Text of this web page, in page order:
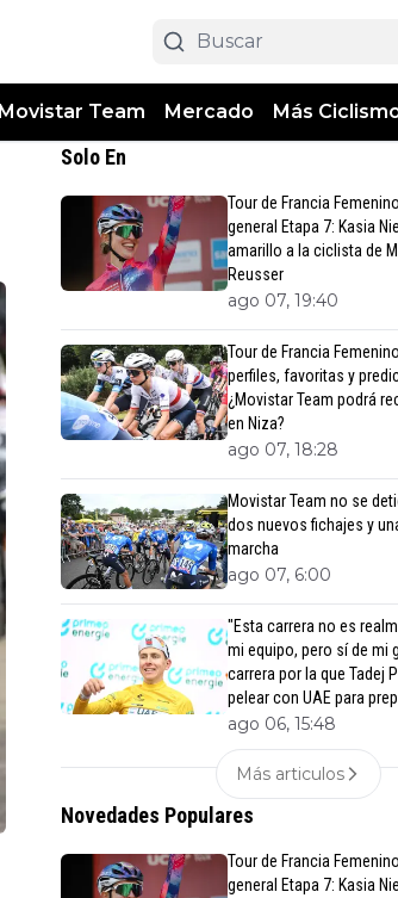
Movistar Team Mercado Más
Solo En
Tour de Francia
general Etapa 7: Kasia
amarillo a la ciclista de
Reusser
ago 07, 19:40
Tour de Francia
perfiles, favoritas y
¿Movistar Team podrá
en Niza?
ago 07, 18:28
Movistar Team no se
dos nuevos fichajes y
marcha
ago 07, 6:00
"Esta carrera no es
mi equipo, pero sí de mi
carrera por la que Tadej
pelear con UAE para
ago 06, 15:48
Más articulos
Novedades Populares
Tour de Francia
general Etapa 7: Kasia